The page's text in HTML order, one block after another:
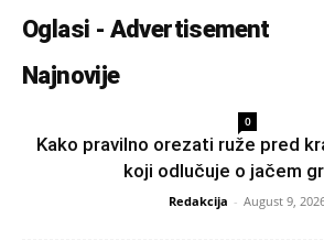
Oglasi - Advertisement
Najnovije
0
Kako pravilno orezati ruže pred
koji odlučuje o jačem
Redakcija - August 9,